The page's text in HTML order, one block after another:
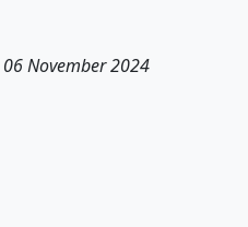
06 November 2024